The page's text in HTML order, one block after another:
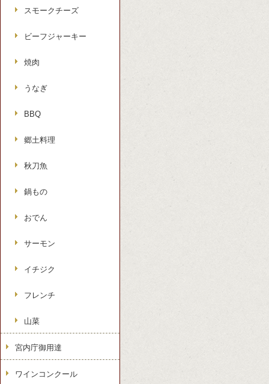
スモークチーズ
ビーフジャーキー
焼肉
うなぎ
BBQ
郷土料理
秋刀魚
鍋もの
おでん
サーモン
イチジク
フレンチ
山菜
宮内庁御用達
ワインコンクール